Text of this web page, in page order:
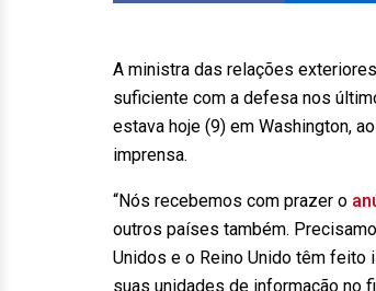
A ministra das relações
suficiente com a defesa nos
estava hoje (9) em Washington,
imprensa.
“Nós recebemos com prazer o
outros países também.
Unidos e o Reino Unido têm feito
suas unidades de informação no